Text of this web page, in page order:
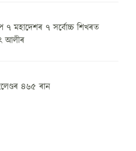
৭ মহাদেশৰ ৭ সৰ্বোচ্চ শিখৰত
আলীৰ
৪৬৫ ৰান